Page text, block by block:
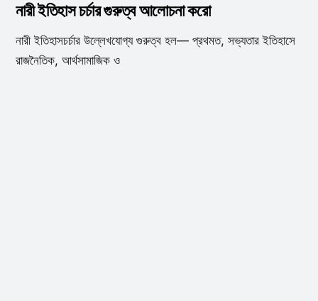
নারী ইতিহাস চর্চার গুরুত্ব আলোচনা করো
নারী ইতিহাসচর্চার উল্লেখযোগ্য গুরুত্ব হল— প্রথমত, সভ্যতার ইতিহাসে
রাজনৈতিক, আর্থসামাজিক ও